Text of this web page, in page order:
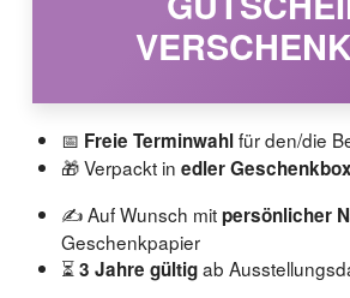
📅 Freie Terminwahlfür den/die
🎁 Verpackt in edler Geschenkbox
✍️ Auf Wunsch mitpersönlicher
Geschenkpapier
⏳3 Jahre gültigab